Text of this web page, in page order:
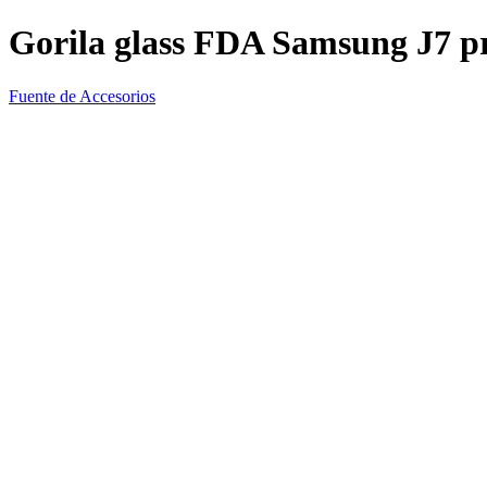
Gorila glass FDA Samsung J7
Fuente de Accesorios